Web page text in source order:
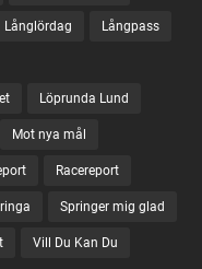
Långlördag Långpass
Löprunda Lund
Mot nya mål
Racereport
Springer mig glad
Vill Du Kan Du